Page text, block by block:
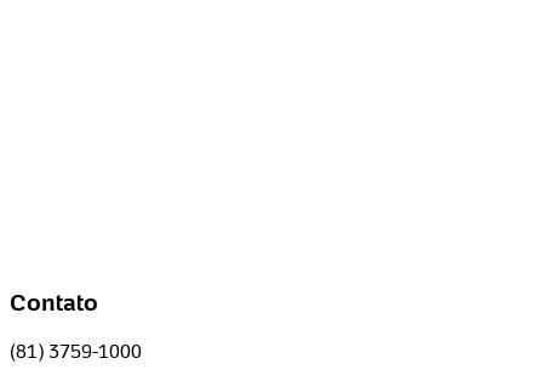
Contato
(81) 3759-1000